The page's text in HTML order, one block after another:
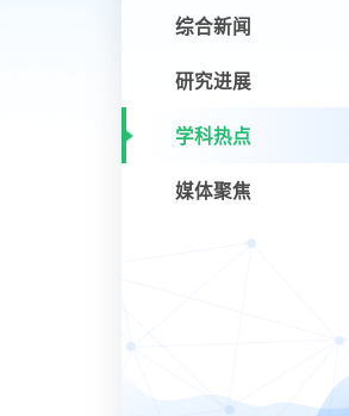
综合新闻
研究进展
学科热点
媒体聚焦